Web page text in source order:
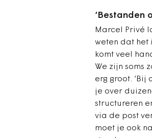
‘Bestanden
Marcel Privé
weten dat het
komt veel
We zijn soms
erg groot.
je over
structureren
via de post
moet je ook